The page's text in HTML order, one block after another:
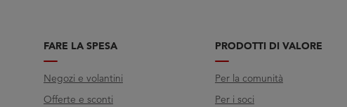
FARE LA SPESA
Negozi e volantini
Offerte e sconti
PRODOTTI DI VALORE
Per la comunità
Per i soci